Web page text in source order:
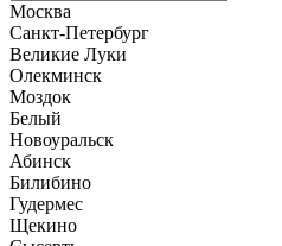
Москва
Санкт-Петербург
Великие Луки
Олекминск
Моздок
Белый
Новоуральск
Абинск
Билибино
Гудермес
Щекино